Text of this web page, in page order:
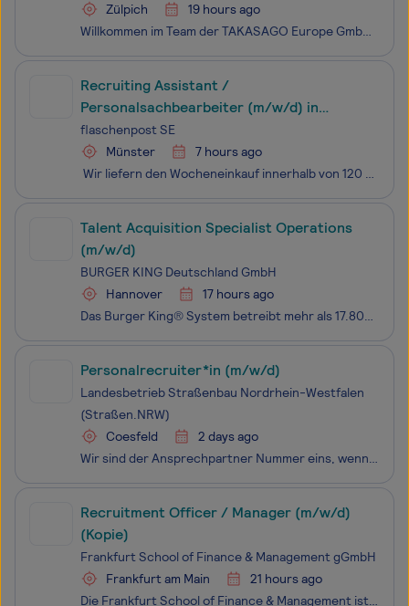
Zülpich
19 hours ago
Willkommen im Team der TAKASAGO Europe GmbH. Wir gehören im Konzernverbund mit der japanischen Muttergesellschaft zu den weltweit führenden Produzenten von Aromen. Unsere Absatzschwerpunkte sind Europa, Afrika sowie der Nahe Osten. Aktuell arbeiten rund 500 Beschäftigte aus fast 30 Nationen an unser
Recruiting Assistant /
Personalsachbearbeiter (m/w/d) in
Münster
flaschenpost SE
Münster
7 hours ago
Wir liefern den Wocheneinkauf innerhalb von 120 Minuten zu unseren Kund:innen. Gemeinsam mit über 20.000 Kolleg:innen schaffen wir es, eine komplette Branche neu zu erfinden. Seit unserer Gründung im Jahr 2016 sind wir mittlerweile als Sofortlieferdienst für Getränke und Lebensmittel in nahez
Talent Acquisition Specialist Operations
(m/w/d)
BURGER KING Deutschland GmbH
Hannover
17 hours ago
Das Burger King® System betreibt mehr als 17.800 Restaurants und bedient täglich über 11 Millionen Gäste in 100 Ländern weltweit. In Deutschland ist die Marke seit 1976 mit inzwischen über 750 Burger King® Restaurants vertreten. Bei Burger King® wirst Du Teil eines Teams, das zusammen lacht, anpackt
Personalrecruiter*in (m/w/d)
Landesbetrieb Straßenbau Nordrhein-Westfalen
(Straßen.NRW)
Coesfeld
2 days ago
Wir sind der Ansprechpartner Nummer eins, wenn es um Bundes- und Landesstraßen oder Rad(schnell)wege im bevölkerungsreichsten Bundesland geht. Wir sind Straßen.NRW. Ein zentraler, moderner Mobilitätsdienstleister, der jedoch im ganzen Land - vor Ort - zu finden ist. Wir können bereits auf 20 erfolgr
Recruitment Officer / Manager (m/w/d)
(Kopie)
Frankfurt School of Finance & Management gGmbH
Frankfurt am Main
21 hours ago
Die Frankfurt School of Finance & Management ist eine von EQUIS, AACSB und AMBA international akkreditierte, forschungsorientierte Business School im Universitätsrang. Für Studierende, Executives, Absolventen, Teilnehmer, Kunden und Partner aus der ganzen Welt bieten wir umfassende Bildungs- und